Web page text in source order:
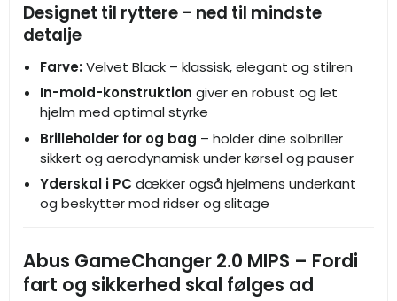
Designet til ryttere – ned til mindste
detalje
Farve:Velvet Black – klassisk, elegant og stilren
In-mold-konstruktion giver en robust og let
hjelm med optimal styrke
Brilleholder for og bag – holder dine solbriller
sikkert og aerodynamisk under kørsel og pauser
Yderskal i PC dækker også hjelmens underkant
og beskytter mod ridser og slitage
Abus GameChanger 2.0 MIPS – Fordi
fart og sikkerhed skal følges ad